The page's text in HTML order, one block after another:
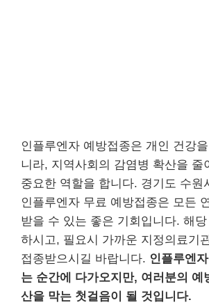
인플루엔자 예방접종은 개인 건강
니라, 지역사회의 감염병 확산을 줄
중요한 역할을 합니다. 경기도 수원
인플루엔자 무료 예방접종은 모든
받을 수 있는 좋은 기회입니다. 해
하시고, 필요시 가까운 지정의료기
접종받으시길 바랍니다. 인플루엔
는 순간에 다가오지만, 여러분의 예
산을 막는 첫걸음이 될 것입니다.